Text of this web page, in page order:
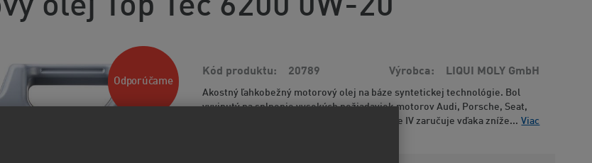
olej Top Tec 6200 0W-20
Odporúčame
Kód produktu 20789 Výrobca LIQUI MOLY GmbH
Akostný ľahkobežný motorový olej na báze syntetickej technológie. Bol
vyvinutý na splnenie vysokých požiadaviek motorov Audi, Porsche, Seat,
Škoda a VW. Mazací olej špecifikácie Longlife IV zaručuje vďaka zníže... Viac